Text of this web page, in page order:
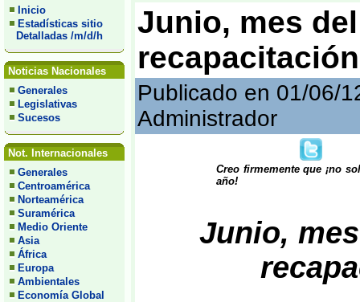
Inicio
Estadísticas sitio
Detalladas /m/d/h
Noticias Nacionales
Generales
Legislativas
Sucesos
Not. Internacionales
Generales
Centroamérica
Norteamérica
Suramérica
Medio Oriente
Asia
África
Europa
Ambientales
Economía Global
Junio, mes
Publicado en 01/06/
Administrador
Creo firmemente que ¡no
año!
Junio,